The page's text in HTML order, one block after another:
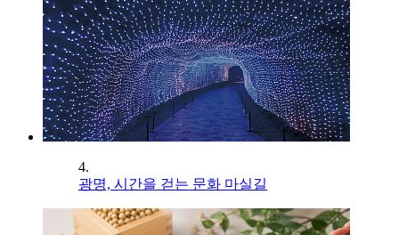
4.
광명, 시간을 걷는 문화 마실길